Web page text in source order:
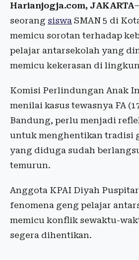
Harianjogja.com, JAKARTA
seorang siswa SMAN 5 di
memicu sorotan terhadap
pelajar antarsekolah yang
memicu kekerasan di
Komisi Perlindungan Anak
menilai kasus tewasnya FA
Bandung, perlu menjadi
untuk menghentikan tradisi
yang diduga sudah
temurun.
Anggota KPAI Diyah
fenomena geng pelajar
memicu konflik sewaktu-
segera dihentikan.